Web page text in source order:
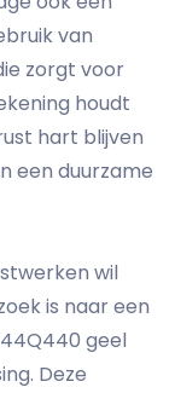
van
zorgt voor
houdt
hart blijven
een duurzame
wil
is naar een
geel
Deze